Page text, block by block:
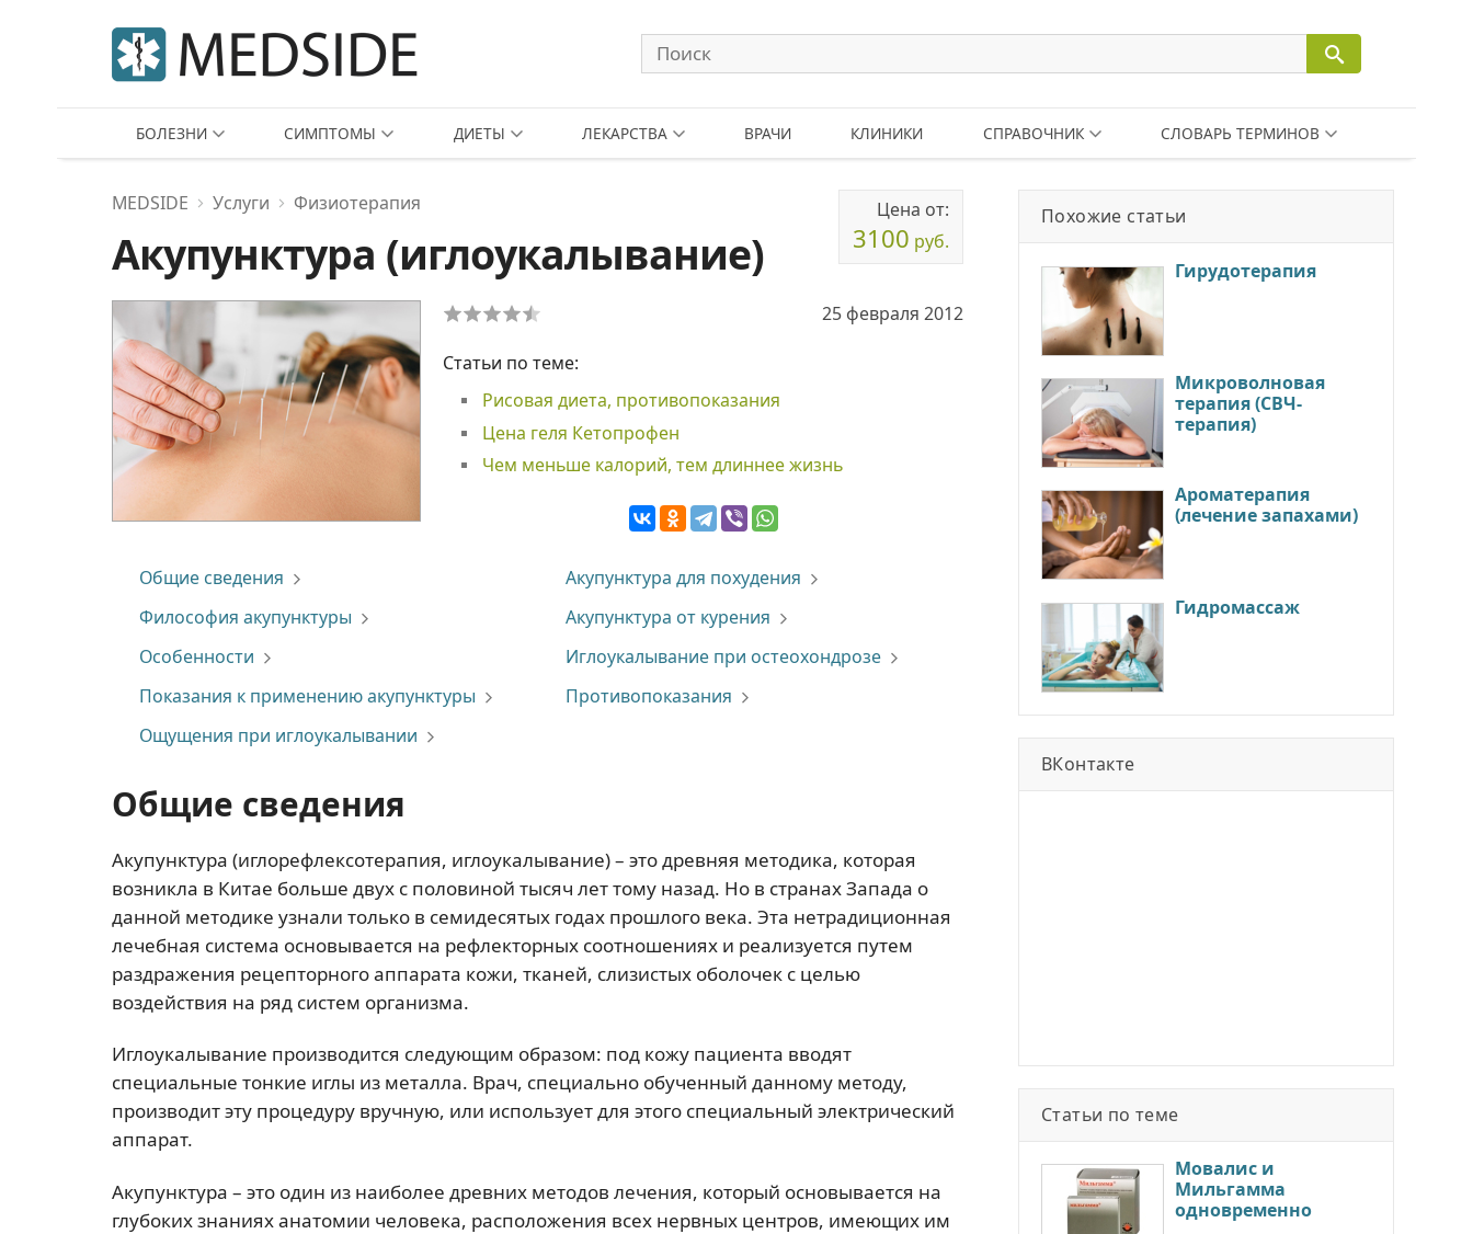
БОЛЕЗНИ СИМПТОМЫ ДИЕТЫ ЛЕКАРСТВА ВРАЧИ КЛИНИКИ СПРАВОЧНИК СЛОВАРЬ ТЕРМИНОВ
MEDSIDE Услуги Физиотерапия
Акупунктура (иглоукалывание)
Цена от:
3100 руб.
25 февраля 2012
Статьи по теме:
Рисовая диета, противопоказания
Цена геля Кетопрофен
Чем меньше калорий, тем длиннее жизнь
Общие сведения
Философия акупунктуры
Особенности
Показания к применению акупунктуры
Ощущения при иглоукалывании
Акупунктура для похудения
Акупунктура от курения
Иглоукалывание при остеохондрозе
Противопоказания
Общие сведения
Акупунктура (иглорефлексотерапия, иглоукалывание) – это древняя методика, которая
возникла в Китае больше двух с половиной тысяч лет тому назад. Но в странах Запада о
данной методике узнали только в семидесятых годах прошлого века. Эта нетрадиционная
лечебная система основывается на рефлекторных соотношениях и реализуется путем
раздражения рецепторного аппарата кожи, тканей, слизистых оболочек с целью
воздействия на ряд систем организма.
Иглоукалывание производится следующим образом: под кожу пациента вводят
специальные тонкие иглы из металла. Врач, специально обученный данному методу,
производит эту процедуру вручную, или использует для этого специальный электрический
аппарат.
Акупунктура – это один из наиболее древних методов лечения, который основывается на
глубоких знаниях анатомии человека, расположения всех нервных центров, имеющих им
Похожие статьи
Гирудотерапия
Микроволновая
терапия (СВЧ-
терапия)
Ароматерапия
(лечение запахами)
Гидромассаж
ВКонтакте
Статьи по теме
Мовалис и
Мильгамма
одновременно